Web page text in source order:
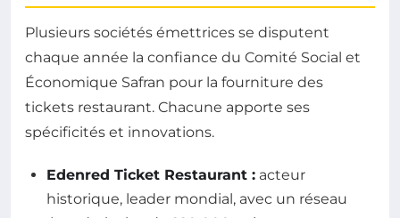
Plusieurs sociétés émettrices se disputent
chaque année la confiance du Comité Social et
Économique Safran pour la fourniture des
tickets restaurant. Chacune apporte ses
spécificités et innovations.
Edenred Ticket Restaurant : acteur
historique, leader mondial, avec un réseau